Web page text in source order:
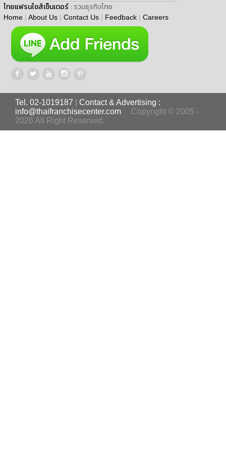
ไทยแฟรนไชส์เซ็นเตอร์ : รวมธุรกิจไทย
Home | About Us | Contact Us | Feedback | Careers
Tel. 02-1019187
Contact & Advertising :
info@thaifranchisecenter.com
Copyright © 2005 -
2026 All Right Reserved.